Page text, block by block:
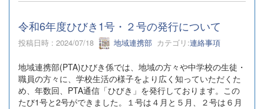
令和6年度ひびき1号・２号の発行について
投稿日時 : 2024/07/18 地域連携部 カテゴリ:連絡事項
地域連携部(PTA)ひびき係では、地域の方々や中学校の生徒・
職員の方々に、学校生活の様子をより広く知っていただくた
め、年数回、PTA通信「ひびき」を発行しております。この
たび1号と2号ができました。１号は４月と５月、２号は６月